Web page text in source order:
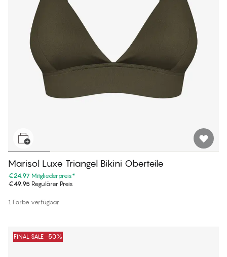
Marisol Luxe Triangel Bikini Oberteile
€24.97 Mitgliederpreis*
€49.95 Regulärer Preis
1 Farbe verfügbar
FINAL SALE -50%